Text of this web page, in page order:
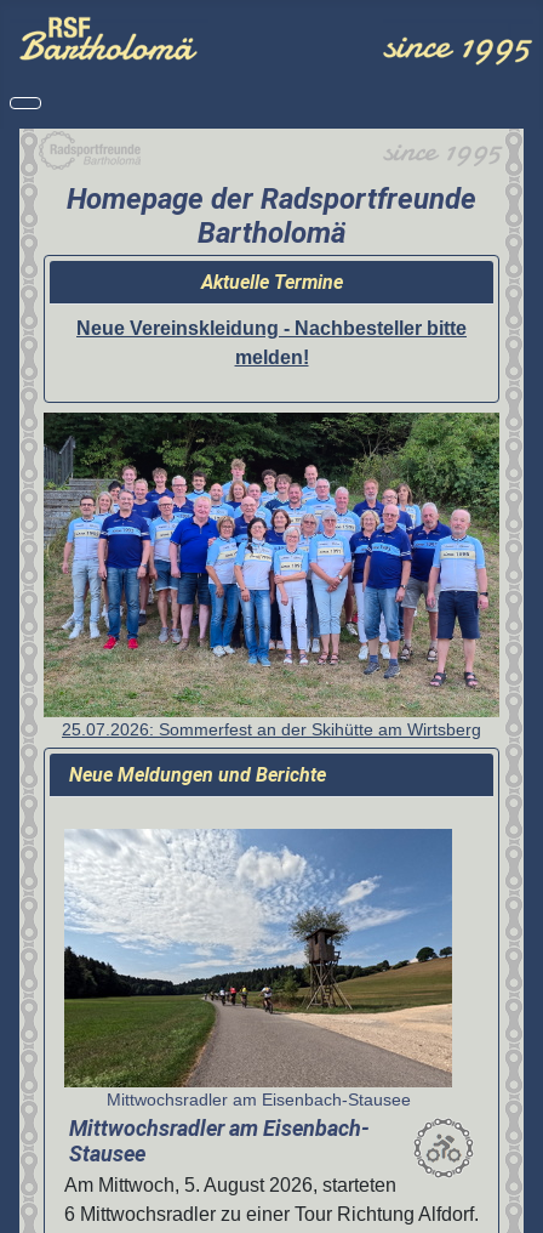
Homepage der Radsportfreunde
Bartholomä
Aktuelle Termine
Neue Vereinskleidung - Nachbesteller bitte
melden!
25.07.2026: Sommerfest an der Skihütte am Wirtsberg
Neue Meldungen und Berichte
Details
Mittwochsradler am Eisenbach-Stausee
Mittwochsradler am Eisenbach-
Stausee
Am Mittwoch, 5. August 2026, starteten
6 Mittwochsradler zu einer Tour Richtung Alfdorf.